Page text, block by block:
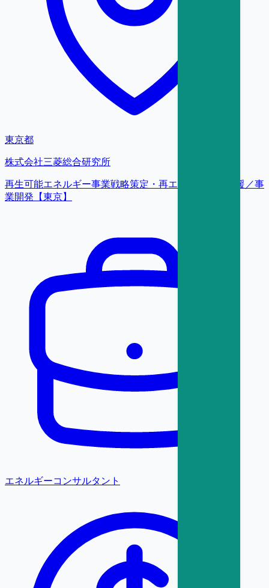
東京都
株式会社三菱総合研究所
再生可能エネルギー事業戦略策定・再エネ開発伴走支援／事
業開発【東京】
エネルギーコンサルタント